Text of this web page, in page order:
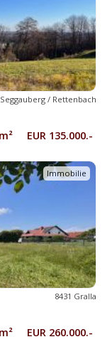
Seggauberg / Rettenbach
EUR 135.000.-
Immobilie
8431 Gralla
EUR 260.000.-